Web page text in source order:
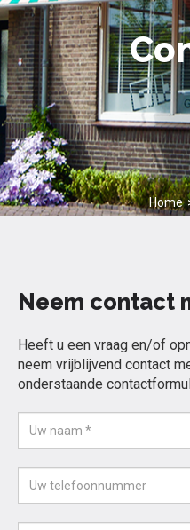
Home
Neem contact
Heeft u een vraag en/of
neem vrijblijvend contact
onderstaande